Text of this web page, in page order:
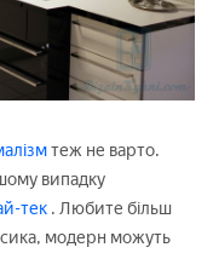
теж не варто.
випадку
тек . Любите більш
модерн можуть